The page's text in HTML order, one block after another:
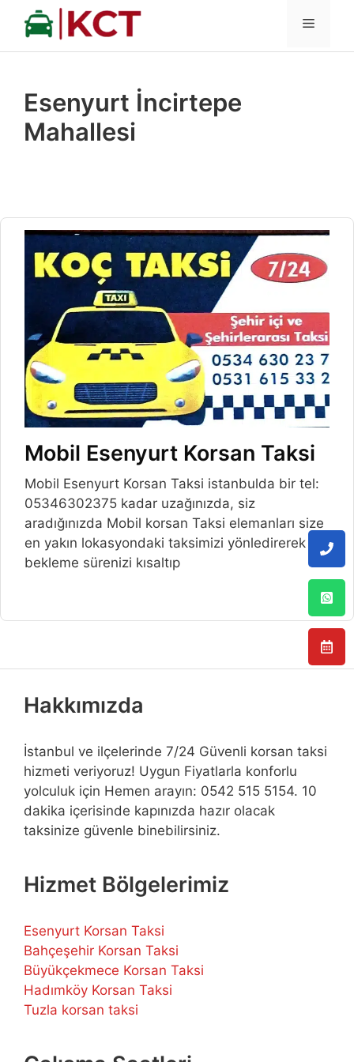
İçeriğe
MENÜ
Esenyurt İncirtepe
Mahallesi
Mobil Esenyurt Korsan Taksi
Mobil Esenyurt Korsan Taksi istanbulda bir tel:
05346302375 kadar uzağınızda, siz
aradığınızda Mobil korsan Taksi elemanları size
en yakın lokasyondaki taksimizi yönledirerek
bekleme sürenizi kısaltıp
Hakkımızda
İstanbul ve ilçelerinde 7/24 Güvenli korsan taksi
hizmeti veriyoruz! Uygun Fiyatlarla konforlu
yolculuk için Hemen arayın: 0542 515 5154. 10
dakika içerisinde kapınızda hazır olacak
taksinize güvenle binebilirsiniz.
Hizmet Bölgelerimiz
Esenyurt Korsan Taksi
Bahçeşehir Korsan Taksi
Büyükçekmece Korsan Taksi
Hadımköy Korsan Taksi
Tuzla korsan taksi